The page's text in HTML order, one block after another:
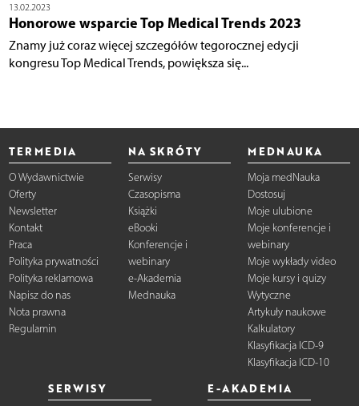
13.02.2023
Honorowe wsparcie Top Medical Trends 2023
Znamy już coraz więcej szczegółów tegorocznej edycji
kongresu Top Medical Trends, powiększa się...
TERMEDIA
O Wydawnictwie
Oferty
Newsletter
Kontakt
Praca
Polityka prywatności
Polityka reklamowa
Napisz do nas
Nota prawna
Regulamin
NA SKRÓTY
Serwisy
Czasopisma
Książki
eBooki
Konferencje i
webinary
e-Akademia
Mednauka
MEDNAUKA
Moja medNauka
Dostosuj
Moje ulubione
Moje konferencje i
webinary
Moje wykłady video
Moje kursy i quizy
Wytyczne
Artykuły naukowe
Kalkulatory
Klasyfikacja ICD-9
Klasyfikacja ICD-10
SERWISY E-AKADEMIA